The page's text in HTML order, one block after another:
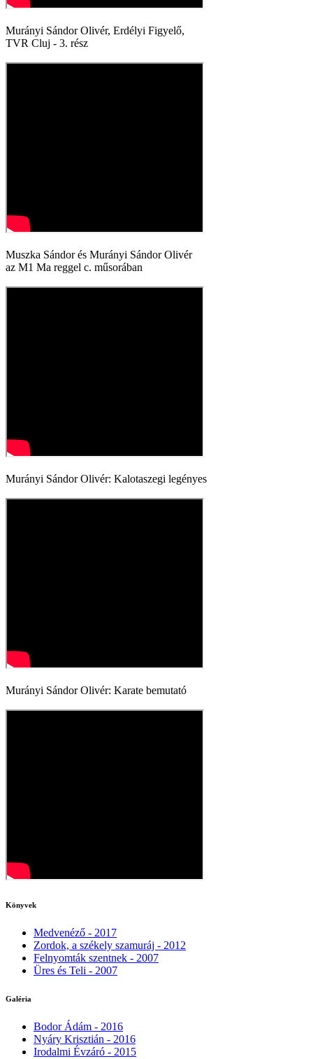
Murányi Sándor Olivér, Erdélyi Figyelő,
TVR Cluj - 3. rész
Muszka Sándor és Murányi Sándor Olivér
az M1 Ma reggel c. műsorában
Murányi Sándor Olivér: Kalotaszegi legényes
Murányi Sándor Olivér: Karate bemutató
Könyvek
Medvenéző - 2017
Zordok, a székely szamuráj - 2012
Felnyomták szentnek - 2007
Üres és Teli - 2007
Galéria
Bodor Ádám - 2016
Nyáry Krisztián - 2016
Irodalmi Évzáró - 2015